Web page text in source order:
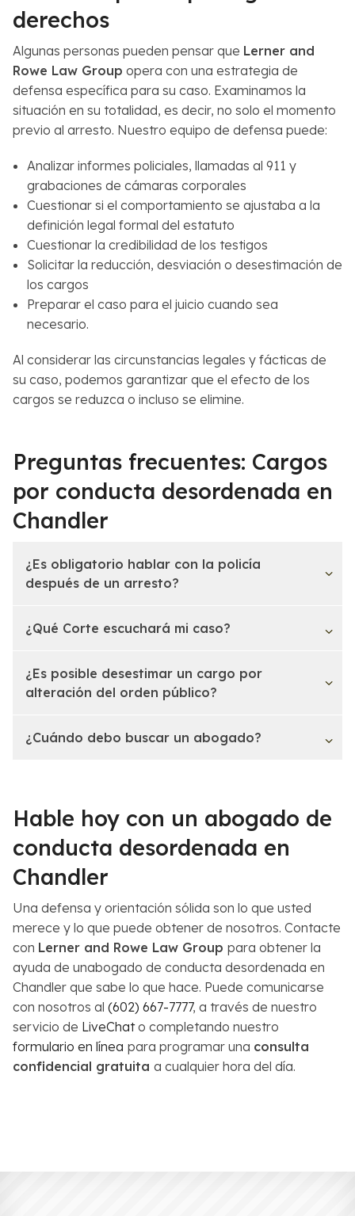
derechos
Algunas personas pueden pensar que Lerner and
Rowe Law Group opera con una estrategia de
defensa específica para su caso. Examinamos la
situación en su totalidad, es decir, no solo el momento
previo al arresto. Nuestro equipo de defensa puede:
Analizar informes policiales, llamadas al 911 y
grabaciones de cámaras corporales
Cuestionar si el comportamiento se ajustaba a la
definición legal formal del estatuto
Cuestionar la credibilidad de los testigos
Solicitar la reducción, desviación o desestimación de
los cargos
Preparar el caso para el juicio cuando sea
necesario.
Al considerar las circunstancias legales y fácticas de
su caso, podemos garantizar que el efecto de los
cargos se reduzca o incluso se elimine.
Preguntas frecuentes: Cargos
por conducta desordenada en
Chandler
¿Es obligatorio hablar con la policía
después de un arresto?
¿Qué Corte escuchará mi caso?
¿Es posible desestimar un cargo por
alteración del orden público?
¿Cuándo debo buscar un abogado?
Hable hoy con un abogado de
conducta desordenada en
Chandler
Una defensa y orientación sólida son lo que usted
merece y lo que puede obtener de nosotros. Contacte
con Lerner and Rowe Law Group para obtener la
ayuda de unabogado de conducta desordenada en
Chandler que sabe lo que hace. Puede comunicarse
con nosotros al (602) 667-7777, a través de nuestro
servicio de LiveChato completando nuestro
formulario en línea para programar una consulta
confidencial gratuita a cualquier hora del día.